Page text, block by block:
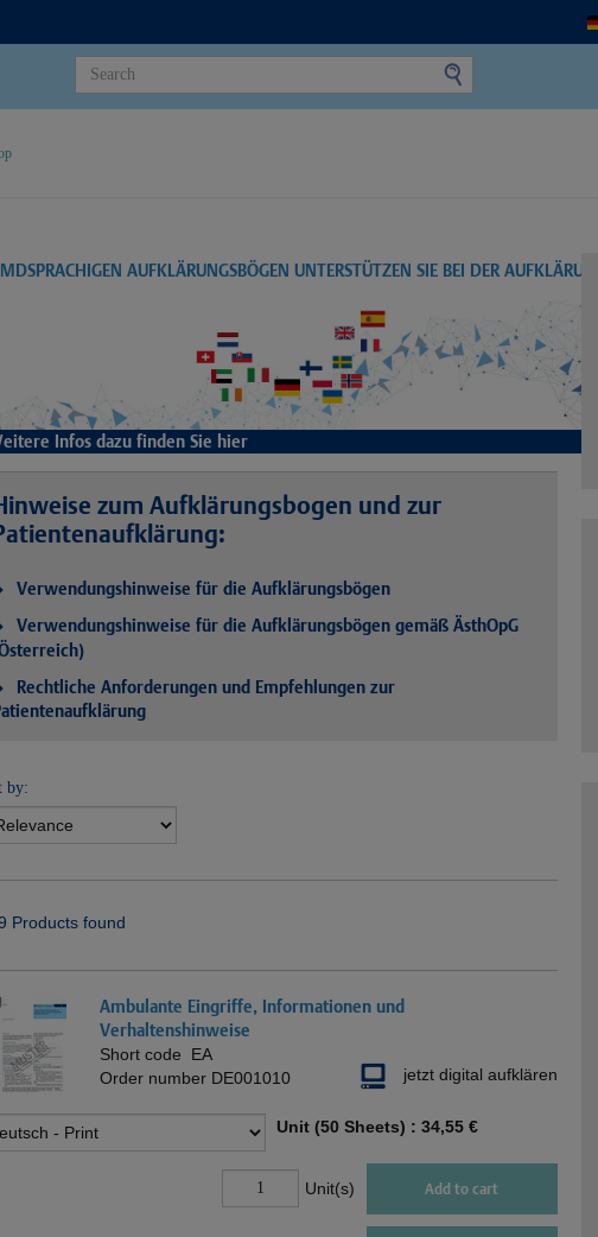
AUFKLÄRUNGSBÖGEN UNTERSTÜTZEN SIE BEI DER AUFKLÄRUNG
Infos dazu finden Sie hier
zum Aufklärungsbogen und zur
Verwendungshinweise für die Aufklärungsbögen
Verwendungshinweise für die Aufklärungsbögen gemäß ÄsthOpG
Rechtliche Anforderungen und Empfehlungen zur
by:
Products found
Ambulante Eingriffe, Informationen und
Verhaltenshinweise
Short code EA
Order number DE001010 jetzt digital aufklären
Unit (50 Sheets) : 34,55 €
Unit(s) Add to cart